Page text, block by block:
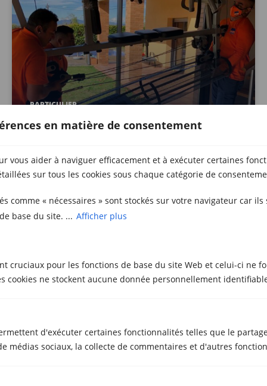
en matière de consentement
vous aider à naviguer efficacement et à exécuter certaines
sur tous les cookies sous chaque catégorie de
comme « nécessaires » sont stockés sur votre navigateur car
base du site. ... Afficher plus
cruciaux pour les fonctions de base du site Web et celui-ci ne
cookies ne stockent aucune donnée personnellement
d'exécuter certaines fonctionnalités telles que le
médias sociaux, la collecte de commentaires et d'autres
PARTICULIER
Déménagement d’appareils de
Déplacement d’objets lourds :
sécurité et plantes